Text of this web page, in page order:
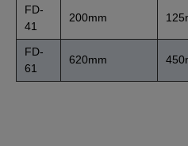
FD-
41
200mm
FD-
61
620mm